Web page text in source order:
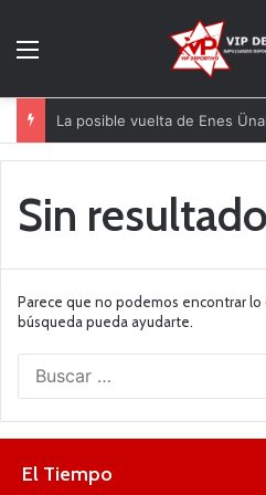
La posible vuelta de Enes Ünal
Sin
Parece que no podemos encontrar lo
búsqueda pueda ayudarte.
El Tiempo